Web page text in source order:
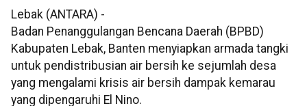
Lebak (ANTARA) -
Badan Penanggulangan Bencana Daerah (BPBD)
Kabupaten Lebak, Banten menyiapkan armada tangki
untuk pendistribusian air bersih ke sejumlah desa
yang mengalami krisis air bersih dampak kemarau
yang dipengaruhi El Nino.